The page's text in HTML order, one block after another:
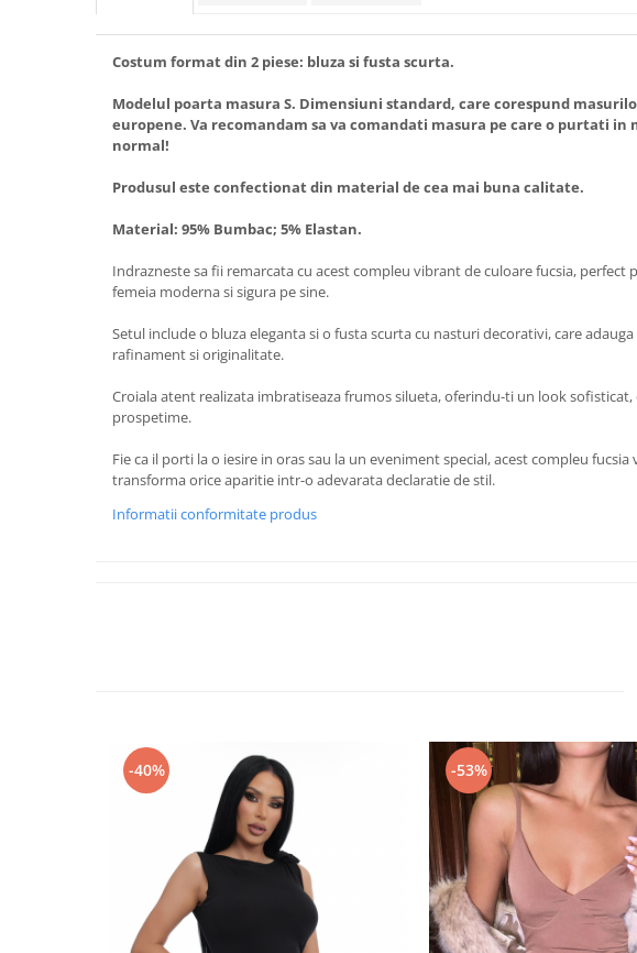
Costum format din 2 piese: bluza si fusta scurta.
Modelul poarta masura S. Dimensiuni standard, care corespund
europene. Va recomandam sa va comandati masura pe care o purtati in
normal!
Produsul este confectionat din material de cea mai buna calitate.
Material: 95% Bumbac; 5% Elastan.
Indrazneste sa fii remarcata cu acest compleu vibrant de culoare fucsia, perfect
femeia moderna si sigura pe sine.
Setul include o bluza eleganta si o fusta scurta cu nasturi decorativi, care
rafinament si originalitate.
Croiala atent realizata imbratiseaza frumos silueta, oferindu-ti un look sofisticat,
prospetime.
Fie ca il porti la o iesire in oras sau la un eveniment special, acest compleu fucsia
transforma orice aparitie intr-o adevarata declaratie de stil.
Informatii conformitate produs
-40% -53%